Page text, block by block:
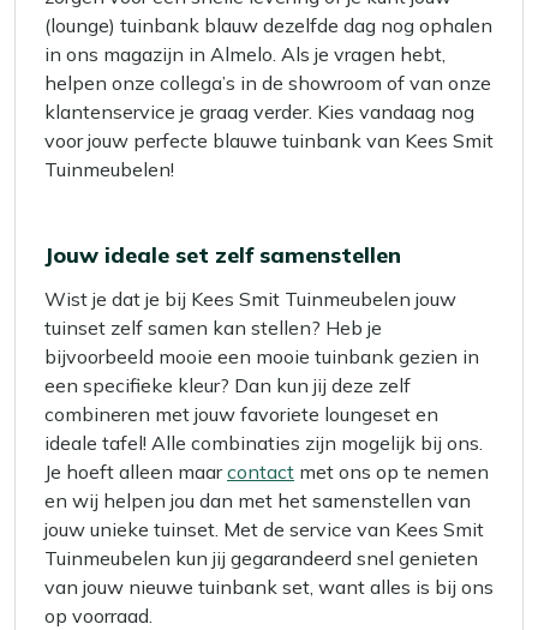
(lounge) tuinbank blauw dezelfde dag nog ophalen
in ons magazijn in Almelo. Als je vragen hebt,
helpen onze collega’s in de showroom of van onze
klantenservice je graag verder. Kies vandaag nog
voor jouw perfecte blauwe tuinbank van Kees Smit
Tuinmeubelen!
Jouw ideale set zelf samenstellen
Wist je dat je bij Kees Smit Tuinmeubelen jouw
tuinset zelf samen kan stellen? Heb je
bijvoorbeeld mooie een mooie tuinbank gezien in
een specifieke kleur? Dan kun jij deze zelf
combineren met jouw favoriete loungeset en
ideale tafel! Alle combinaties zijn mogelijk bij ons.
Je hoeft alleen maarcontact met ons op te nemen
en wij helpen jou dan met het samenstellen van
jouw unieke tuinset. Met de service van Kees Smit
Tuinmeubelen kun jij gegarandeerd snel genieten
van jouw nieuwe tuinbank set, want alles is bij ons
op voorraad.